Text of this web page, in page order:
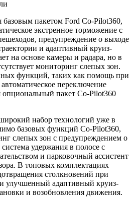
базовым пакетом Ford Co-Pilot360,
экстренное торможение с
предупреждение о выходе
и адаптивный круиз-
на основе камеры и радара, но в
мониторинг слепых зон.
функций, таких как помощь при
переключение
опциональный пакет Co-Pilot360
набор технологий уже в
базовых функций Co-Pilot360,
слепых зон с предупреждением о
удержания в полосе с
и парковочный ассистент
В топовых комплектациях
столкновений при
улучшенный адаптивный круиз-
и возобновления движения.